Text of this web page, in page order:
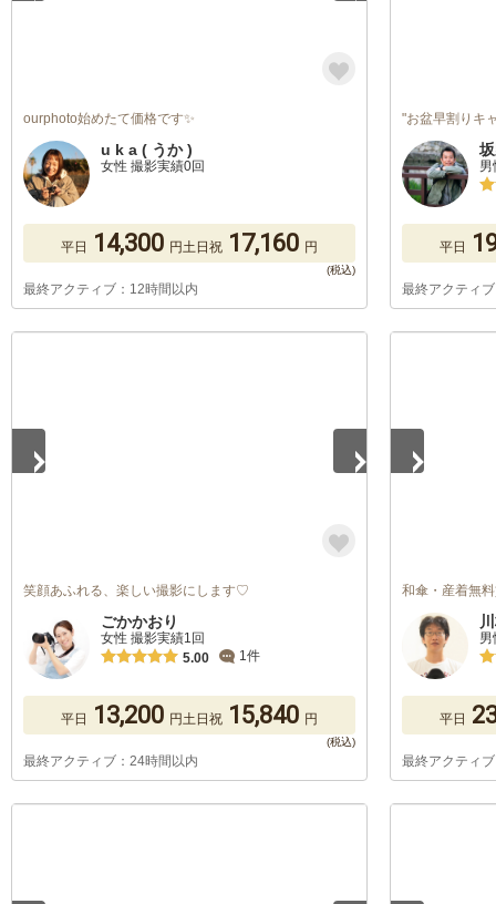
ourphoto始めたて価格です✨
u k a ( うか )
女性 撮影実績0回
平日 14,300 円土日祝 17,160 円
最終アクティブ：12時間以内
"お盆早割りキ
平日
最終アクティ
笑顔あふれる、楽しい撮影にします♡
ごかかおり
女性 撮影実績1回
5.00
1件
平日 13,200 円土日祝 15,840 円
最終アクティブ：24時間以内
和傘・産着無
平日
最終アクティ